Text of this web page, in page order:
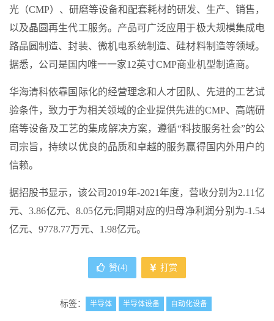
光（CMP）、研磨等设备和配套耗材的研发、生产、销售，
以及晶圆再生代工服务。产品可广泛应用于极大规模集成电
路晶圆制造、封装、微机电系统制造、硅材料制造等领域。
据悉，公司是国内唯一一家12英寸CMP商业机型制造商。
华海清科依靠国际化的经营理念和人才团队、先进的工艺试
验条件，致力于为相关领域的企业提供先进的CMP、高端研
磨等设备及工艺的集成解决方案，遵循“科技服务社会”的公
司宗旨，持续以优良的品质和卓越的服务赢得国内外用户的
信赖。
据招股书显示，该公司2019年-2021年度，营收分别为2.11亿
元、3.86亿元、8.05亿元;同期对应的归母净利润分别为-1.54
亿元、9778.77万元、1.98亿元。
赞(4) 打赏
标签： 半导体 半导体设备 自动化设备